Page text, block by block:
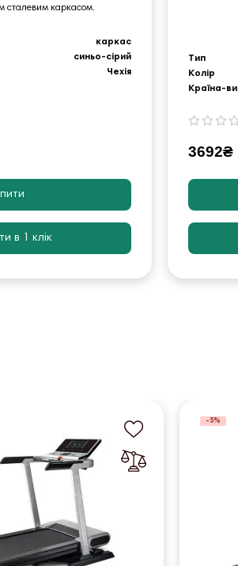
сталевим каркасом.
каркас
синьо-сірий
Чехія
в 1 клік
Тип
Колір
Країна-
3692₴
-5%